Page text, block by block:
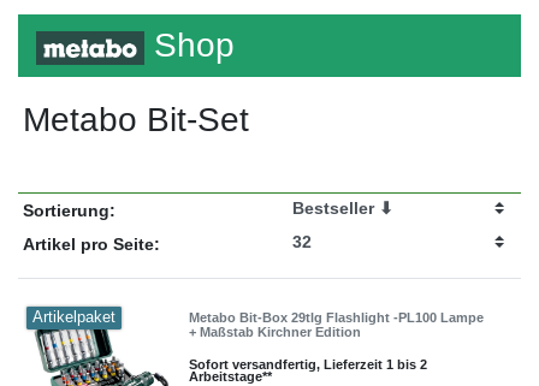
Shop
Metabo Bit-Set
Sortierung:
Artikel pro Seite:
Artikelpaket
Metabo Bit-Box 29tlg Flashlight -PL100 Lampe
+ Maßstab Kirchner Edition
Sofort versandfertig, Lieferzeit 1 bis 2
Arbeitstage**